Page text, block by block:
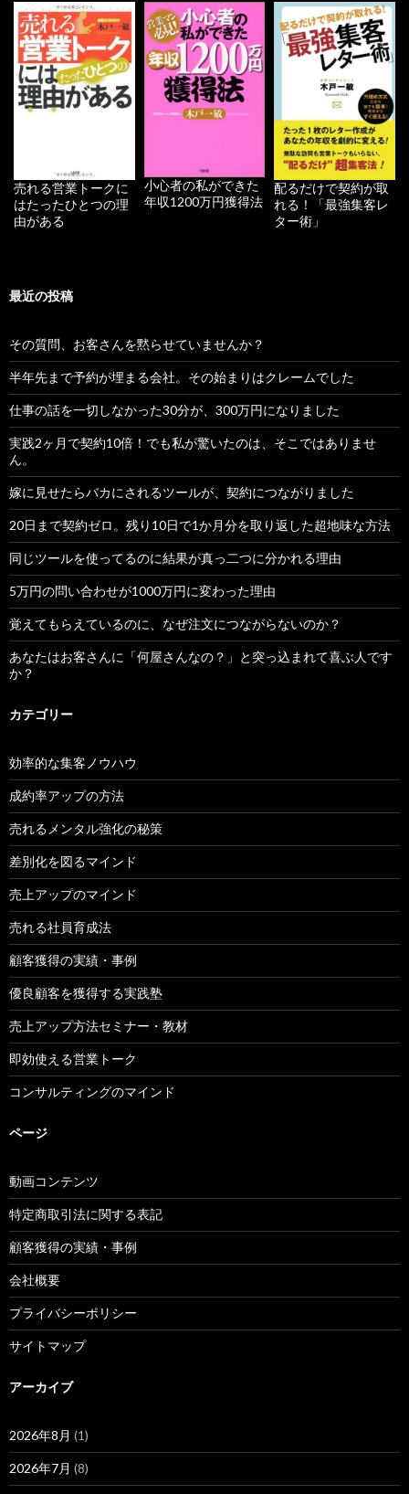
売れる営業トークに
はたったひとつの理
由がある
小心者の私ができた
年収1200万円獲得法
配るだけで契約が取
れる！「最強集客レ
ター術」
最近の投稿
その質問、お客さんを黙らせていませんか？
半年先まで予約が埋まる会社。その始まりはクレームでした
仕事の話を一切しなかった30分が、300万円になりました
実践2ヶ月で契約10倍！でも私が驚いたのは、そこではありませ
ん。
嫁に見せたらバカにされるツールが、契約につながりました
20日まで契約ゼロ。残り10日で1か月分を取り返した超地味な方法
同じツールを使ってるのに結果が真っ二つに分かれる理由
5万円の問い合わせが1000万円に変わった理由
覚えてもらえているのに、なぜ注文につながらないのか？
あなたはお客さんに「何屋さんなの？」と突っ込まれて喜ぶ人です
か？
カテゴリー
効率的な集客ノウハウ
成約率アップの方法
売れるメンタル強化の秘策
差別化を図るマインド
売上アップのマインド
売れる社員育成法
顧客獲得の実績・事例
優良顧客を獲得する実践塾
売上アップ方法セミナー・教材
即効使える営業トーク
コンサルティングのマインド
ページ
動画コンテンツ
特定商取引法に関する表記
顧客獲得の実績・事例
会社概要
プライバシーポリシー
サイトマップ
アーカイブ
2026年8月 (1)
2026年7月 (8)